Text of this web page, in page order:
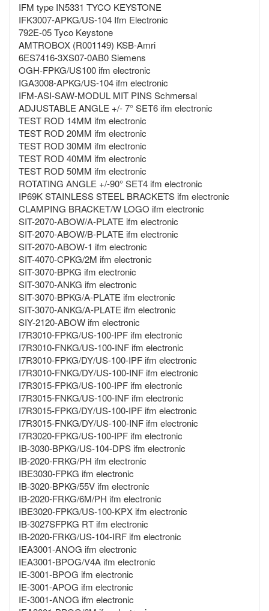
IFM type IN5331 TYCO KEYSTONE
IFK3007-APKG/US-104 Ifm Electronic
792E-05 Tyco Keystone
AMTROBOX (R001149) KSB-Amri
6ES7416-3XS07-0AB0 Siemens
OGH-FPKG/US100 ifm electronic
IGA3008-APKG/US-104 ifm electronic
IFM-ASI-SAW-MODUL MIT PINS Schmersal
ADJUSTABLE ANGLE +/- 7° SET6 ifm electronic
TEST ROD 14MM ifm electronic
TEST ROD 20MM ifm electronic
TEST ROD 30MM ifm electronic
TEST ROD 40MM ifm electronic
TEST ROD 50MM ifm electronic
ROTATING ANGLE +/-90° SET4 ifm electronic
IP69K STAINLESS STEEL BRACKETS ifm electronic
CLAMPING BRACKET/W LOGO ifm electronic
SIT-2070-ABOW/A-PLATE ifm electronic
SIT-2070-ABOW/B-PLATE ifm electronic
SIT-2070-ABOW-1 ifm electronic
SIT-4070-CPKG/2M ifm electronic
SIT-3070-BPKG ifm electronic
SIT-3070-ANKG ifm electronic
SIT-3070-BPKG/A-PLATE ifm electronic
SIT-3070-ANKG/A-PLATE ifm electronic
SIY-2120-ABOW ifm electronic
I7R3010-FPKG/US-100-IPF ifm electronic
I7R3010-FNKG/US-100-INF ifm electronic
I7R3010-FPKG/DY/US-100-IPF ifm electronic
I7R3010-FNKG/DY/US-100-INF ifm electronic
I7R3015-FPKG/US-100-IPF ifm electronic
I7R3015-FNKG/US-100-INF ifm electronic
I7R3015-FPKG/DY/US-100-IPF ifm electronic
I7R3015-FNKG/DY/US-100-INF ifm electronic
I7R3020-FPKG/US-100-IPF ifm electronic
IB-3030-BPKG/US-104-DPS ifm electronic
IB-2020-FRKG/PH ifm electronic
IBE3030-FPKG ifm electronic
IB-3020-BPKG/55V ifm electronic
IB-2020-FRKG/6M/PH ifm electronic
IBE3020-FPKG/US-100-KPX ifm electronic
IB-3027SFPKG RT ifm electronic
IB-2020-FRKG/US-104-IRF ifm electronic
IEA3001-ANOG ifm electronic
IEA3001-BPOG/V4A ifm electronic
IE-3001-BPOG ifm electronic
IE-3001-APOG ifm electronic
IE-3001-ANOG ifm electronic